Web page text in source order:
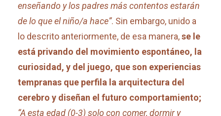
enseñando y los padres más contentos estarán
de lo que el niño/a hace”. Sin embargo, unido a
lo descrito anteriormente, de esa manera,se le
está privando del movimiento espontáneo, la
curiosidad, y del juego, que son experiencias
tempranas que perfila la arquitectura del
cerebro y diseñan el futuro comportamiento;
“A esta edad (0-3) solo con comer, dormir y